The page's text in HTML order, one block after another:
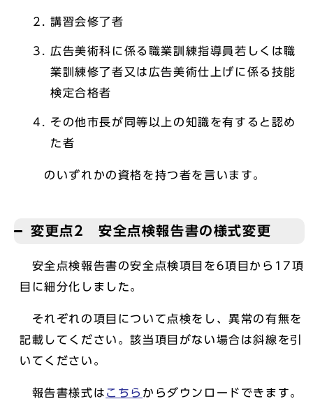
講習会修了者
広告美術科に係る職業訓練指導員若しくは職
業訓練修了者又は広告美術仕上げに係る技能
検定合格者
その他市長が同等以上の知識を有すると認め
た者
のいずれかの資格を持つ者を言います。
変更点2 安全点検報告書の様式変更
安全点検報告書の安全点検項目を6項目から17項
目に細分化しました。
それぞれの項目について点検をし、異常の有無を
記載してください。該当項目がない場合は斜線を引
いてください。
報告書様式は こちら からダウンロードできます。